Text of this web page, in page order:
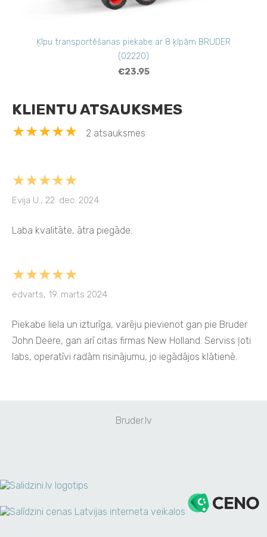
Ķīpu transportēšanas piekabe ar 8 ķīpām BRUDER
(02220)
€23.95
KLIENTU ATSAUKSMES
★★★★★
2 atsauksmes
★★★★★
Evija U., 22. dec. 2024
Laba kvalitāte, ātra piegāde.
★★★★★
edvarts, 19. marts 2024
Piekabe liela un izturīga, varēju pievienot gan pie Bruder
John Deere, gan arī citas firmas New Holland. Serviss ļoti
labs, operatīvi radām risinājumu, jo iegādājos klātienē.
Bruder.lv